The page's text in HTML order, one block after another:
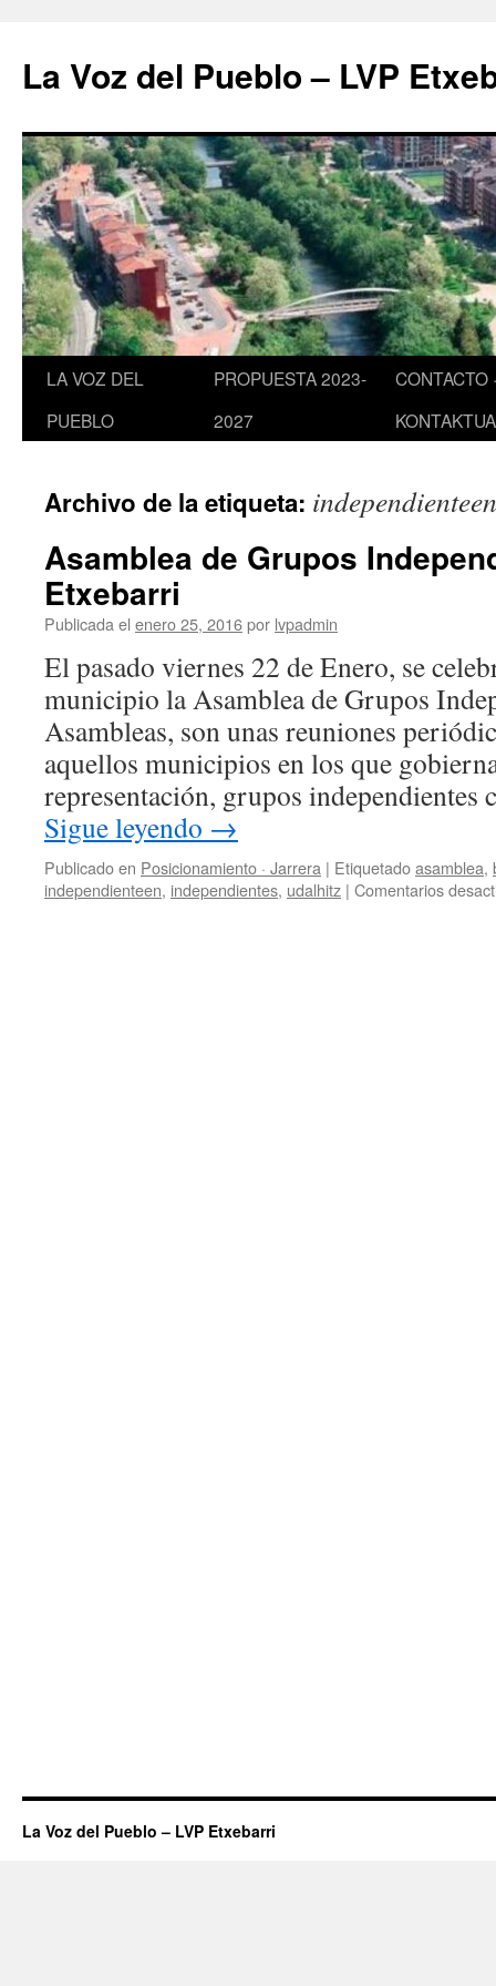
contenido
La Voz del Pueblo – LVP
LA VOZ DEL
PUEBLO
PROPUESTA 2023-
2027
CONTACTO ·
KONTAKTUA
Archivo de la etiqueta: independienteen
Asamblea de Grupos
Etxebarri
Publicada el enero 25, 2016por lvpadmin
El pasado viernes 22 de Enero, se
municipio la Asamblea de Grupos
Asambleas, son unas reuniones
aquellos municipios en los que
representación, grupos
Sigue leyendo →
Publicado en Posicionamiento · Jarrera | Etiquetadoasamblea,
independienteen, independientes, udalhitz | Comentarios
La Voz del Pueblo – LVP Etxebarri